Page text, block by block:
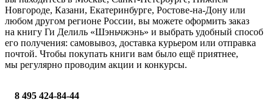
Новгороде, Казани, Екатеринбурге, Ростове-на-Дону или
любом другом регионе России, вы можете оформить заказ
на книгу Ги Делиль «Шэньчжэнь» и выбрать удобный способ
его получения: самовывоз, доставка курьером или отправка
почтой. Чтобы покупать книги вам было ещё приятнее,
мы регулярно проводим акции и конкурсы.
8 495 424-84-44